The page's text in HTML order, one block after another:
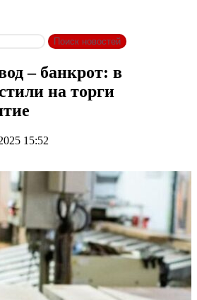
Поиск новостей
– банкрот: в
на торги
15:52